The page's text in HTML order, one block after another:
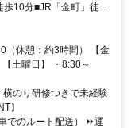
歩10分■JR「金町」徒歩
（休憩：約3時間） 【金
土曜日】 ・8:30～
のり研修つきで未経験
】
ルート配送） ⏩運